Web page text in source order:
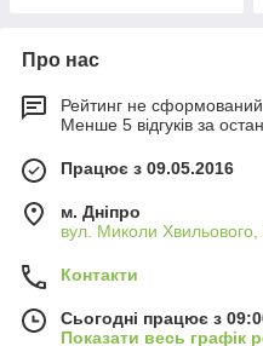
Про нас
Рейтинг не сформований
Менше 5 відгуків за
Працює з 09.05.2016
м. Дніпро
вул. Миколи Хвильового,
Контакти
Сьогодні працює з
Показати весь графік